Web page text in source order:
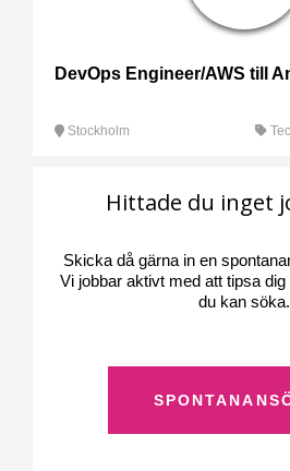
DevOps Engineer/AWS till
Stockholm
Hittade du inget
Skicka då gärna in en
Vi jobbar aktivt med att tipsa
du kan söka.